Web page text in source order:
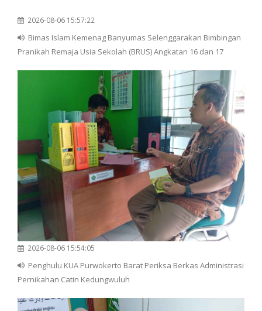
2026-08-06 15:57:22
Bimas Islam Kemenag Banyumas Selenggarakan Bimbingan
Pranikah Remaja Usia Sekolah (BRUS) Angkatan 16 dan 17
2026-08-06 15:54:05
Penghulu KUA Purwokerto Barat Periksa Berkas Administrasi
Pernikahan Catin Kedungwuluh